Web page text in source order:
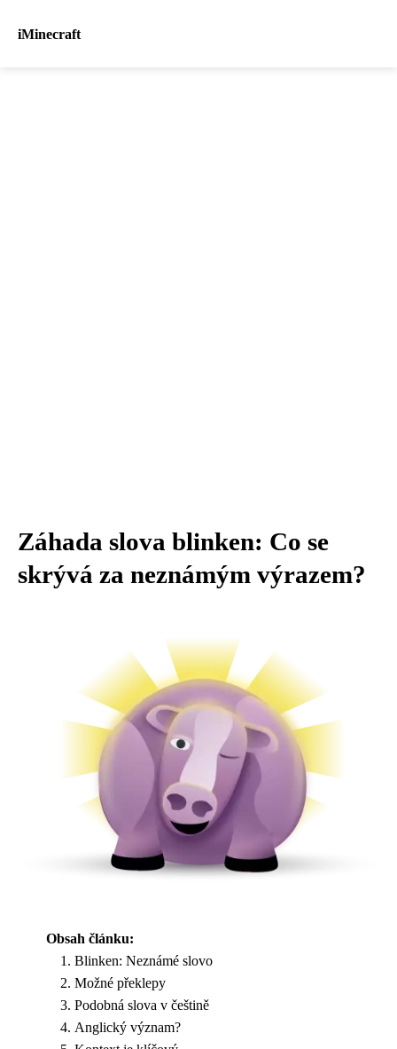
iMinecraft
Záhada slova blinken: Co se
skrývá za neznámým výrazem?
Obsah článku:
Blinken: Neznámé slovo
Možné překlepy
Podobná slova v češtině
Anglický význam?